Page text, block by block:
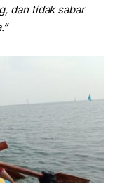
dan tidak sabar